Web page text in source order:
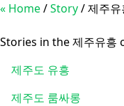
« Home/Story/제주유
Stories in the 제주유
제주도 유흥
제주도 룸싸롱